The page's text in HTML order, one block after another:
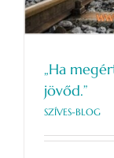
„Ha
jövőd.”
SZÍVES-BLOG